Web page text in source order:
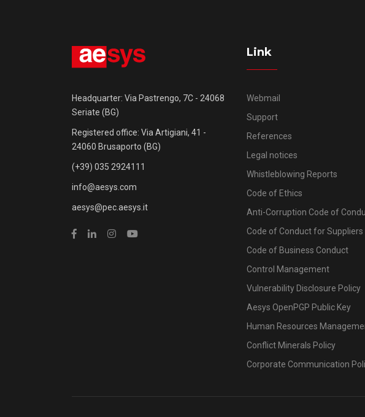
Headquarter: Via Pastrengo, 7C - 24068
Seriate (BG)
Registered office: Via Artigiani, 41 -
24060 Brusaporto (BG)
(+39) 035 2924111
info@aesys.com
aesys@pec.aesys.it
Link
Webmail
Support
References
Legal notices
Whistleblowing Reports
Code of Ethics
Anti-Corruption Code of
Code of Conduct for Suppliers
Code of Business Conduct
Control Management
Vulnerability Disclosure Policy
Aesys OpenPGP Public Key
Human Resources
Conflict Minerals Policy
Corporate Communication